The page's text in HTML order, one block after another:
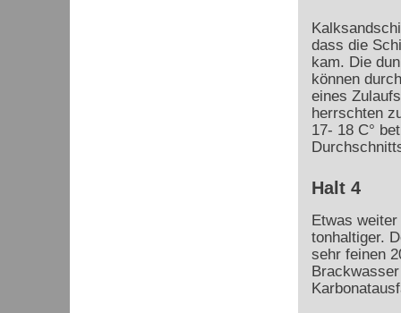
dass die
kam. Die
können
eines
herrschten
17- 18 C°
Halt 4
Etwas
tonhaltiger.
sehr feinen